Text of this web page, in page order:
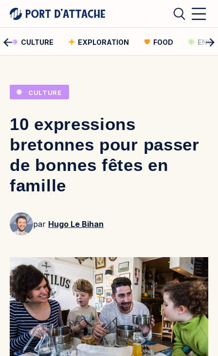
CULTURE EXPLORATION FOOD
Comment pouvons-nous vous aider ?
CULTURE
10 expressions
bretonnes pour passer
de bonnes fêtes en
famille
par Hugo Le Bihan